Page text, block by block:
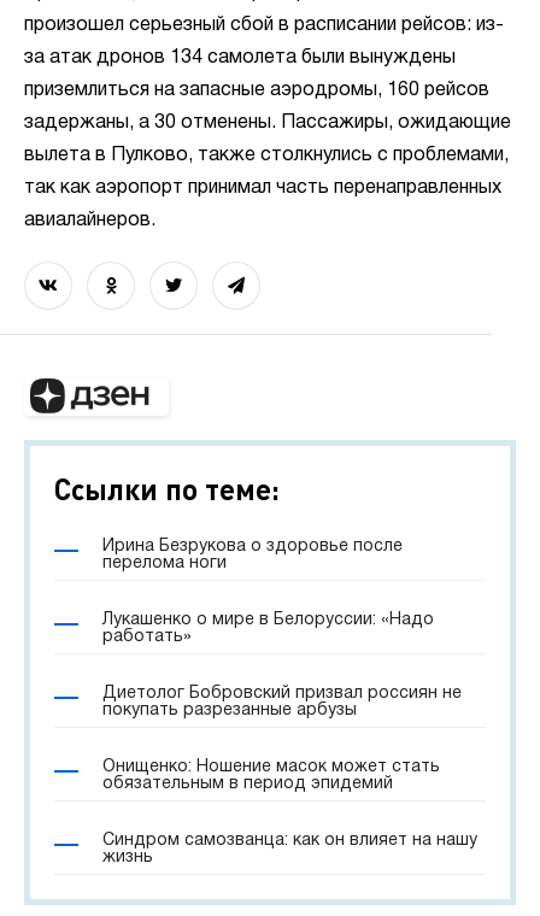
произошел серьезный сбой в расписании рейсов: из-
за атак дронов 134 самолета были вынуждены
приземлиться на запасные аэродромы, 160 рейсов
задержаны, а 30 отменены. Пассажиры, ожидающие
вылета в Пулково, также столкнулись с проблемами,
так как аэропорт принимал часть перенаправленных
авиалайнеров.
Ссылки по теме:
Ирина Безрукова о здоровье после
перелома ноги
Лукашенко о мире в Белоруссии: «Надо
работать»
Диетолог Бобровский призвал россиян не
покупать разрезанные арбузы
Онищенко: Ношение масок может стать
обязательным в период эпидемий
Синдром самозванца: как он влияет на нашу
жизнь